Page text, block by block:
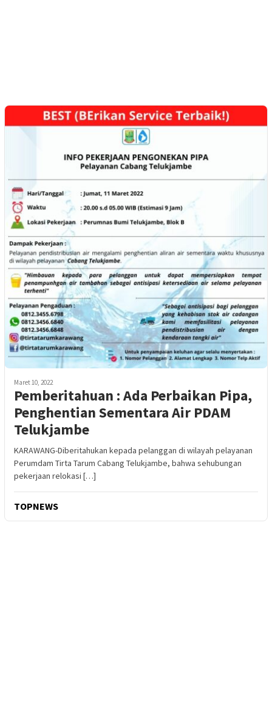
Maret 10, 2022
Pemberitahuan : Ada Perbaikan Pipa,
Penghentian Sementara Air PDAM
Telukjambe
KARAWANG-Diberitahukan kepada pelanggan di wilayah pelayanan
Perumdam Tirta Tarum Cabang Telukjambe, bahwa sehubungan
pekerjaan relokasi […]
TOPNEWS